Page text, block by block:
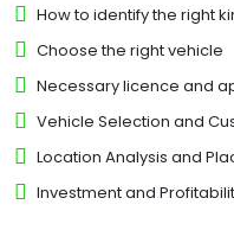
How to identify the right
Choose the right vehicle
Necessary licence and
Vehicle Selection and
Location Analysis and
Investment and